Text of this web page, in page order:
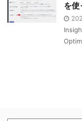
を使